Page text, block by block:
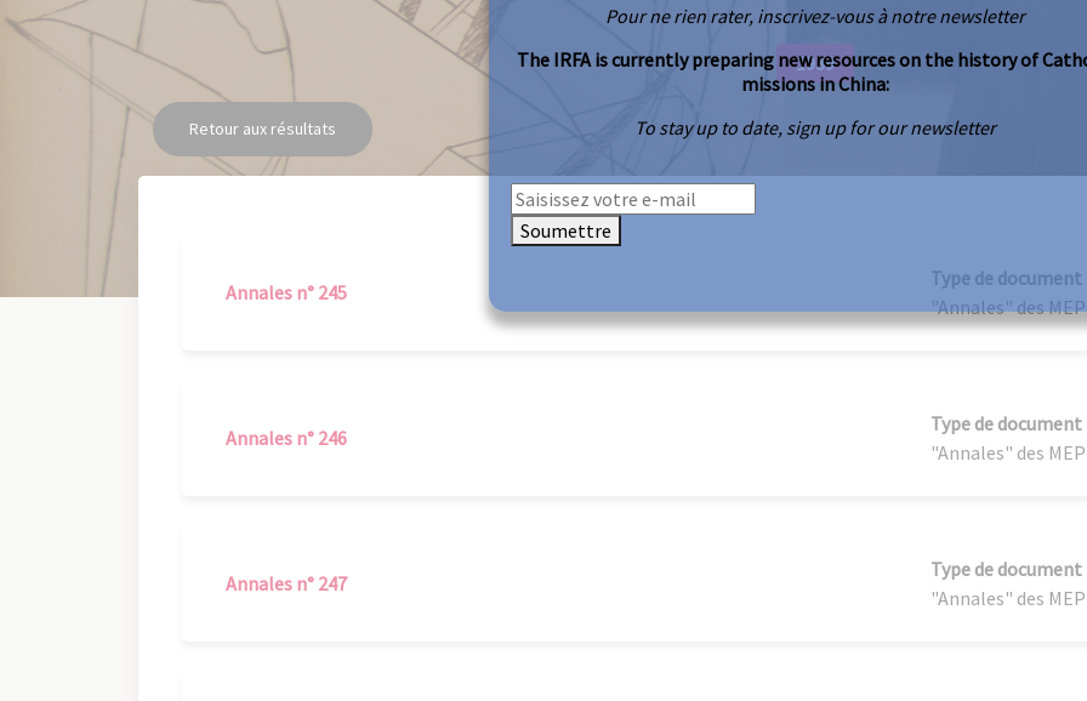
1939
Retour aux résultats
Annales n° 245
Type de document
"Annales" des MEP
Annales n° 246
Type de document
"Annales" des MEP
Annales n° 247
Type de document
"Annales" des MEP
Pour ne rien rater, inscrivez-vous à notre newsletter
The IRFA is currently preparing new resources on the history of
missions in China:
To stay up to date, sign up for our newsletter
Soumettre